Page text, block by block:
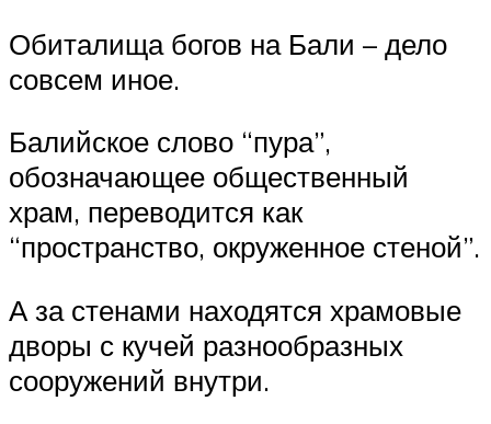
Обиталища богов на Бали – дело
совсем иное.
Балийское слово “пура”,
обозначающее общественный
храм, переводится как
“пространство, окруженное стеной”.
А за стенами находятся храмовые
дворы с кучей разнообразных
сооружений внутри.